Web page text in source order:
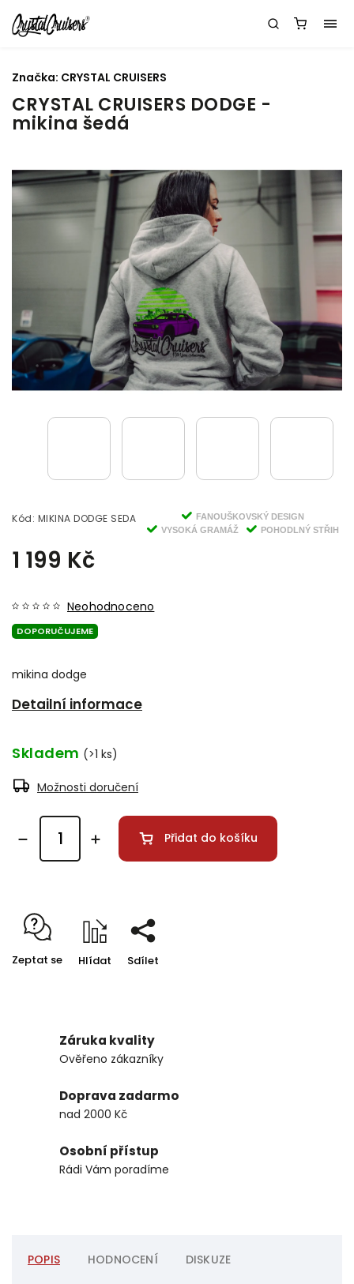
CRYSTAL CRUISERS DODGE -
mikina šedá
Kód: MIKINA DODGE SEDA
FANOUŠKOVSKÝ DESIGN
VYSOKÁ GRAMÁŽ
POHODLNÝ STŘIH
1 199 Kč
DOPORUČUJEME
Neohodnoceno
mikina dodge
Detailní informace
Značka: CRYSTAL CRUISERS
Skladem (>1 ks)
Možnosti doručení
Přidat do košíku
Zeptat se Hlídat Sdílet
Záruka kvality
Ověřeno zákazníky
Doprava zadarmo
nad 2000 Kč
Osobní přístup
Rádi Vám poradíme
POPIS HODNOCENÍ DISKUZE